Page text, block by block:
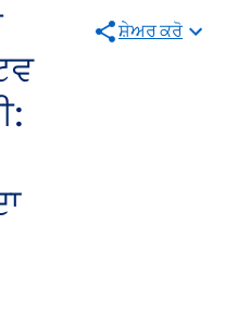
ਸ਼ੇਅਰ ਕਰੋ